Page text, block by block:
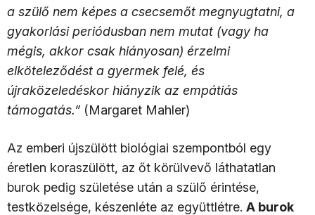
a szülő nem képes a csecsemőt megnyugtatni, a
gyakorlási periódusban nem mutat (vagy ha
mégis, akkor csak hiányosan) érzelmi
elköteleződést a gyermek felé, és
újraközeledéskor hiányzik az empátiás
támogatás.” (Margaret Mahler)
Az emberi újszülött biológiai szempontból egy
éretlen koraszülött, az őt körülvevő láthatatlan
burok pedig születése után a szülő érintése,
testközelsége, készenléte az együttlétre. A burok